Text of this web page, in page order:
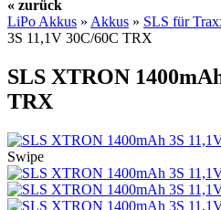
« zurück
LiPo Akkus » Akkus » SLS für
3S 11,1V 30C/60C TRX
SLS XTRON
TRX
Swipe